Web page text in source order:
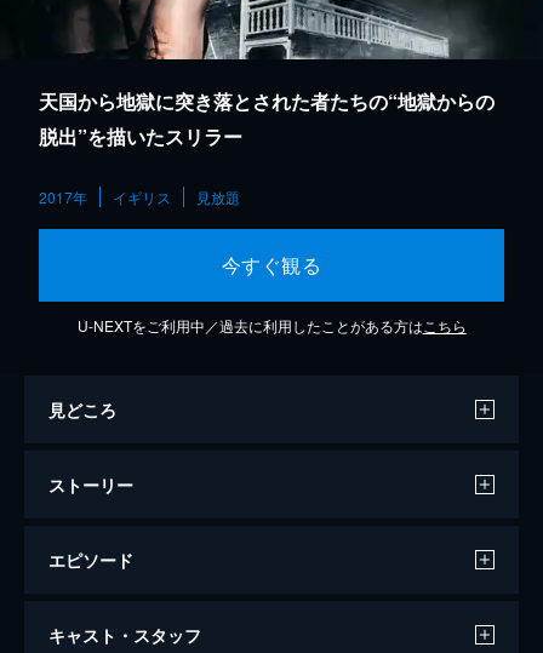
天国から地獄に突き落とされた者たちの“地獄からの
脱出”を描いたスリラー
2017年 イギリス 見放題
今すぐ観る
U-NEXTをご利用中／過去に利用したことがある方は こちら
見どころ
ストーリー
エピソード
ヘブン・イン・ザ・ヘル
キャスト・スタッフ